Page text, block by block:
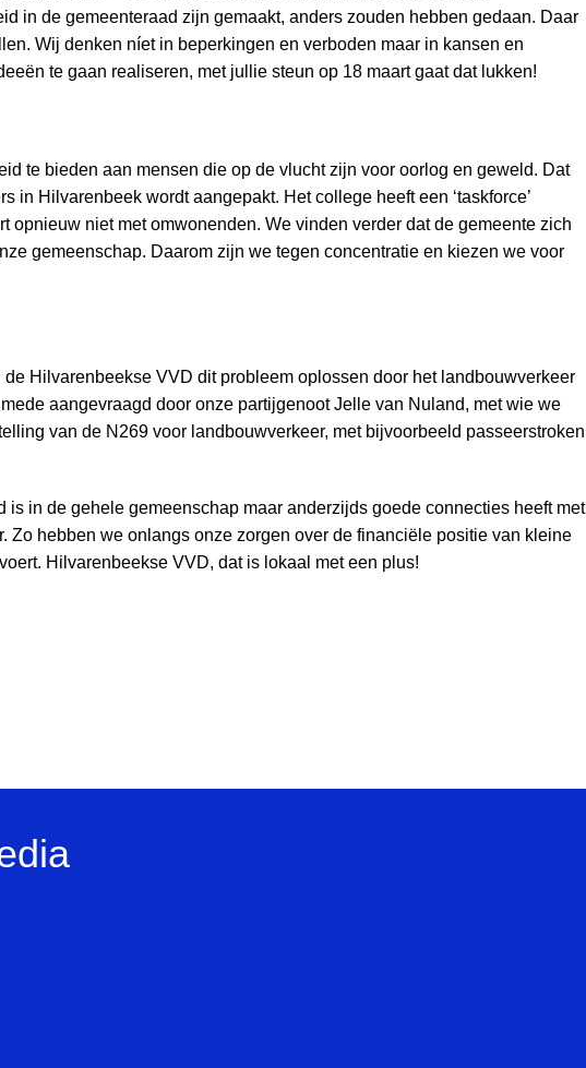
in de gemeenteraad zijn gemaakt, anders zouden hebben gedaan. Daar
Wij denken níet in beperkingen en verboden maar in kansen en
te gaan realiseren, met jullie steun op 18 maart gaat dat lukken!
te bieden aan mensen die op de vlucht zijn voor oorlog en geweld. Dat
Hilvarenbeek wordt aangepakt. Het college heeft een ‘taskforce’
niet met omwonenden. We vinden verder dat de gemeente zich
gemeenschap. Daarom zijn we tegen concentratie en kiezen we voor
Hilvarenbeekse VVD dit probleem oplossen door het landbouwverkeer
aangevraagd door onze partijgenoot Jelle van Nuland, met wie we
van de N269 voor landbouwverkeer, met bijvoorbeeld passeerstroken
in de gehele gemeenschap maar anderzijds goede connecties heeft met
hebben we onlangs onze zorgen over de financiële positie van kleine
Hilvarenbeekse VVD, dat is lokaal met een plus!